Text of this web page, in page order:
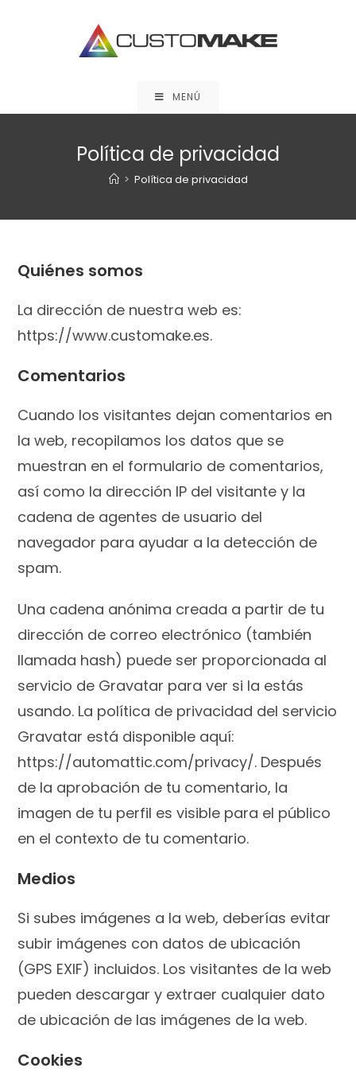
MENÚ
Política de privacidad
> Política de privacidad
Quiénes somos
La dirección de nuestra web es:
https://www.customake.es.
Comentarios
Cuando los visitantes dejan comentarios en
la web, recopilamos los datos que se
muestran en el formulario de comentarios,
así como la dirección IP del visitante y la
cadena de agentes de usuario del
navegador para ayudar a la detección de
spam.
Una cadena anónima creada a partir de tu
dirección de correo electrónico (también
llamada hash) puede ser proporcionada al
servicio de Gravatar para ver si la estás
usando. La política de privacidad del servicio
Gravatar está disponible aquí:
https://automattic.com/privacy/. Después
de la aprobación de tu comentario, la
imagen de tu perfil es visible para el público
en el contexto de tu comentario.
Medios
Si subes imágenes a la web, deberías evitar
subir imágenes con datos de ubicación
(GPS EXIF) incluidos. Los visitantes de la web
pueden descargar y extraer cualquier dato
de ubicación de las imágenes de la web.
Cookies